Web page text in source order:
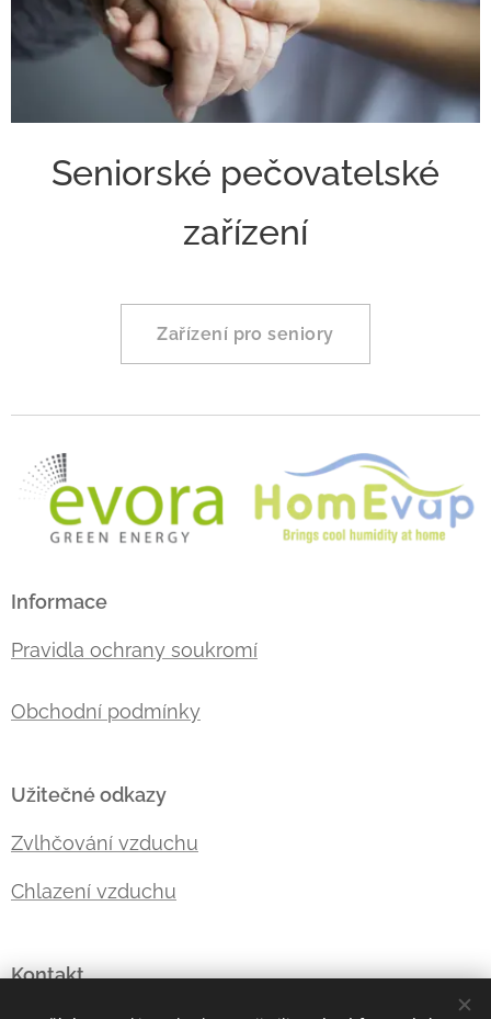
Seniorské pečovatelské
zařízení
Zařízení pro seniory
Informace
Pravidla ochrany soukromí
Obchodní podmínky
Užitečné odkazy
Zvlhčování vzduchu
Chlazení vzduchu
Kontakt